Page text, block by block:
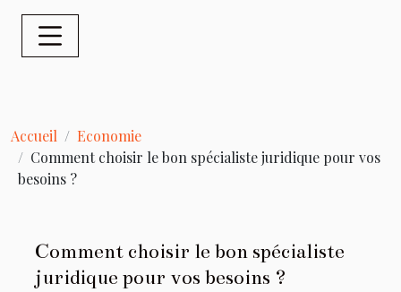
Accueil
Economie
Comment choisir le bon spécialiste juridique pour vos
besoins ?
Comment choisir le bon spécialiste
juridique pour vos besoins ?